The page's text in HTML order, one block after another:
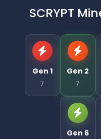
SCRYPT
Gen 1
7
Gen 2
7
Gen 6